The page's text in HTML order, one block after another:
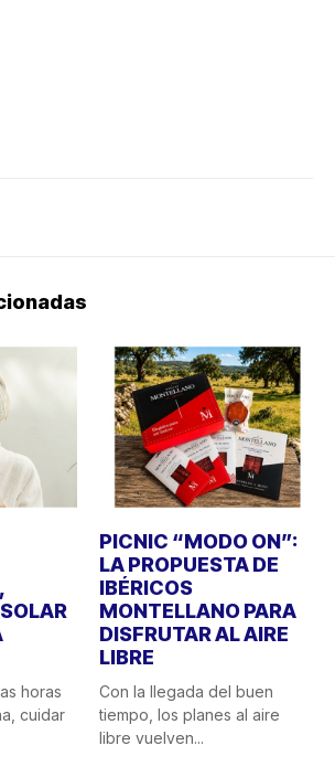
horas
cuidar
PICNIC “MODO ON”:
LA PROPUESTA DE
IBÉRICOS
MONTELLANO PARA
DISFRUTAR AL AIRE
LIBRE
Con la llegada del buen
tiempo, los planes al aire
libre vuelven...